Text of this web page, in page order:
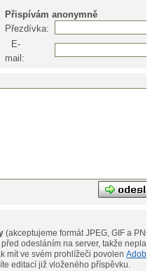
Přispívám anonymně
Přezdívka:
E-
mail:
(akceptujeme formát JPEG, GIF a
odesláním na server, takže
omezení. Musíte však mít ve svém prohlížeči povolen
editací již vloženého příspěvku.